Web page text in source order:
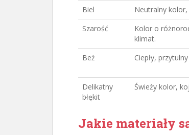
Biel
Neutralny
Szarość
Kolor o
klimat.
Beż Ciepły,
Delikatny
błękit
Świeży kolor,
Jakie materiały